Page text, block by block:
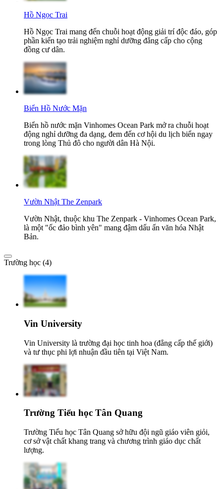
Hồ Ngọc Trai
Hồ Ngọc Trai mang đến chuỗi hoạt động giải trí độc đáo, góp
phần kiến tạo trải nghiệm nghỉ dưỡng đẳng cấp cho cộng
đồng cư dân.
Biển Hồ Nước Mặn
Biển hồ nước mặn Vinhomes Ocean Park mở ra chuỗi hoạt
động nghỉ dưỡng đa dạng, đem đến cơ hội du lịch biển ngay
trong lòng Thủ đô cho người dân Hà Nội.
Vườn Nhật The Zenpark
Vườn Nhật, thuộc khu The Zenpark - Vinhomes Ocean Park,
là một "ốc đảo bình yên" mang đậm dấu ấn văn hóa Nhật
Bản.
Trường học (4)
Vin University
Vin University là trường đại học tinh hoa (đẳng cấp thế giới)
và tư thục phi lợi nhuận đầu tiên tại Việt Nam.
Trường Tiểu học Tân Quang
Trường Tiểu học Tân Quang sở hữu đội ngũ giáo viên giỏi,
cơ sở vật chất khang trang và chương trình giáo dục chất
lượng.